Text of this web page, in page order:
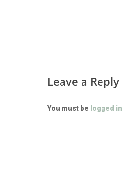
Leave a Reply
You must be logged in